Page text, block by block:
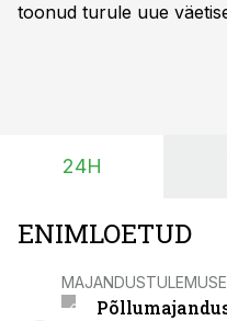
toonud turule uue
24H
ENIMLOETUD